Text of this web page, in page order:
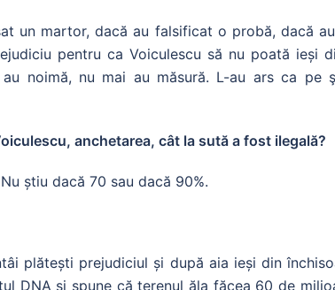
un martor, dacă au falsificat o probă, dacă
pentru ca Voiculescu să nu poată ieși
noimă, nu mai au măsură. L-au ars ca pe
anchetarea, cât la sută a fost ilegală?
știu dacă 70 sau dacă 90%.
plătești prejudiciul și după aia ieși din
DNA și spune că terenul ăla făcea 60 de